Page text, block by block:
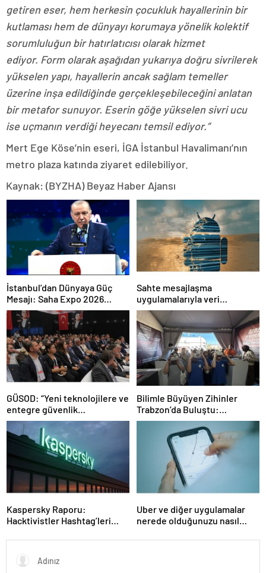
getiren eser, hem herkesin çocukluk hayallerinin bir
kutlaması hem de dünyayı korumaya yönelik kolektif
sorumluluğun bir hatırlatıcısı olarak hizmet
ediyor. Form olarak aşağıdan yukarıya doğru sivrilerek
yükselen yapı, hayallerin ancak sağlam temeller
üzerine inşa edildiğinde gerçekleşebileceğini anlatan
bir metafor sunuyor. Eserin göğe yükselen sivri ucu
ise uçmanın verdiği heyecanı temsil ediyor.”
Mert Ege Köse’nin eseri, İGA İstanbul Havalimanı’nın
metro plaza katında ziyaret edilebiliyor.
Kaynak: (BYZHA) Beyaz Haber Ajansı
İstanbul’dan Dünyaya Güç
Mesajı: Saha Expo 2026
Rekorlarla Kapılarını Kapattı
Sahte mesajlaşma
uygulamalarıyla veri
sızdırıyorlar- Haber Şafak
GÜSOD: “Yeni teknolojilere ve
entegre güvenlik
sistemlerine önem artacak”-
Haber Şafak
Bilimle Büyüyen Zihinler
Trabzon’da Buluştu:
STEAMFEST’te Bilim Rüzgârı
Esti!- Haber Şafak
Kaspersky Raporu:
Hacktivistler Hashtag’leri
Kullanıyor, 2025’te
Saldırılarda DDoS Öne
Çıkıyor- Haber Şafak
Uber ve diğer uygulamalar
nerede olduğunuzu nasıl